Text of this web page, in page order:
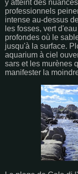
y atteint des
professionnels
intense au-dessus
les fosses, vert
profondes où le
jusqu'à la surface.
aquarium à ciel
sars et les murènes
manifester la